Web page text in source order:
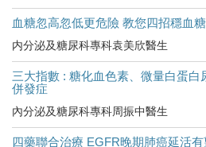
血糖忽高忽低更危險 教您四招穩血糖
内分泌及糖尿科專科袁美欣醫生
三大指數 : 糖化血色素、微量白蛋白
併發症
內分泌及糖尿科專科周振中醫生
四藥聯合治療 EGFR晚期肺癌延活有